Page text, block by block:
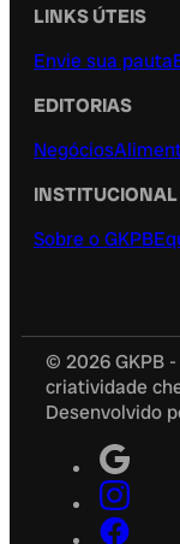
LINKS ÚTEIS
Envie sua pauta
EDITORIAS
Negócios
INSTITUCIONAL
Sobre o GKPB
© 2026 GKPB
criatividade
Desenvolvido